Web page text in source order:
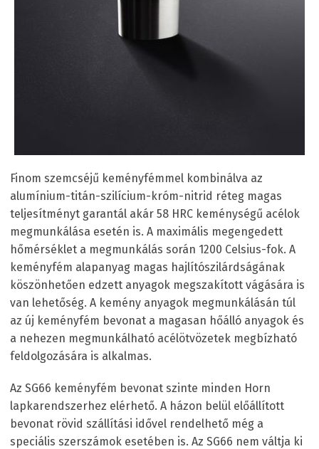
Finom szemcséjű keményfémmel kombinálva az
alumínium-titán-szilícium-króm-nitrid réteg magas
teljesítményt garantál akár 58 HRC keménységű acélok
megmunkálása esetén is. A maximális megengedett
hőmérséklet a megmunkálás során 1200 Celsius-fok. A
keményfém alapanyag magas hajlítószilárdságának
köszönhetően edzett anyagok megszakított vágására is
van lehetőség. A kemény anyagok megmunkálásán túl
az új keményfém bevonat a magasan hőálló anyagok és
a nehezen megmunkálható acélötvözetek megbízható
feldolgozására is alkalmas.
Az SG66 keményfém bevonat szinte minden Horn
lapkarendszerhez elérhető. A házon belül előállított
bevonat rövid szállítási idővel rendelhető még a
speciális szerszámok esetében is. Az SG66 nem váltja ki